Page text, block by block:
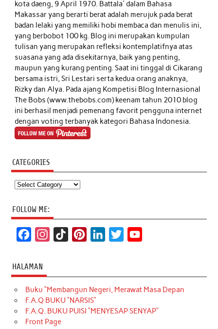
kota daeng, 9 April 1970. Battala' dalam Bahasa
Makassar yang berarti berat adalah merujuk pada berat
badan lelaki yang memiliki hobi membaca dan menulis ini,
yang berbobot 100 kg. Blog ini merupakan kumpulan
tulisan yang merupakan refleksi kontemplatifnya atas
suasana yang ada disekitarnya, baik yang penting,
maupun yang kurang penting. Saat ini tinggal di Cikarang
bersama istri, Sri Lestari serta kedua orang anaknya,
Rizky dan Alya. Pada ajang Kompetisi Blog Internasional
The Bobs (www.thebobs.com) keenam tahun 2010 blog
ini berhasil menjadi pemenang favorit pengguna internet
dengan voting terbanyak kategori Bahasa Indonesia.
CATEGORIES
Categories
FOLLOW ME:
c
e
b
o
o
t
a
g
r
T
o
k
t
e
r
k
e
d
t
t
e
T
u
b
HALAMAN
Buku “Membangun Negeri, Merawat Masa Depan
F.A.Q BUKU “NARSIS”
F.A.Q. BUKU PUISI “MENYESAP SENYAP”
Front Page